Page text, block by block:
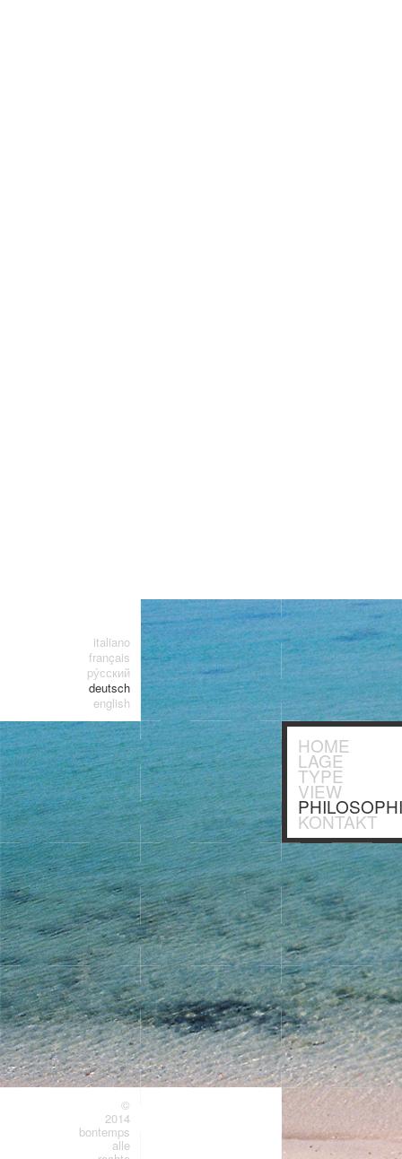
italiano
français
pу́сский
deutsch
english
HOME
LAGE
TYPE
VIEW
KONTAKT
©
2014
bontemps
alle